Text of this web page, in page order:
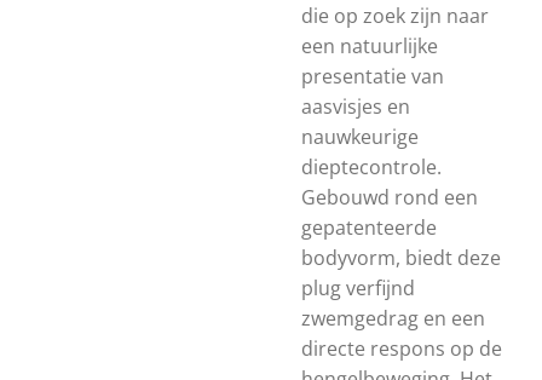
die op zoek zijn naar
een natuurlijke
presentatie van
aasvisjes en
nauwkeurige
dieptecontrole.
Gebouwd rond een
gepatenteerde
bodyvorm, biedt deze
plug verfijnd
zwemgedrag en een
directe respons op de